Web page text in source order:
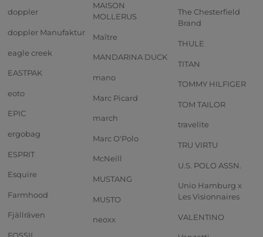
doppler
doppler Manufaktur
eagle creek
EASTPAK
eoto
EPIC
ergobag
ESPRIT
Esquire
Farmhood
Fjällräven
MAISON
MOLLERUS
Maître
MANDARINA DUCK
mano
Marc Picard
march
Marc O'Polo
McNeill
MUSTANG
MUSTO
neoxx
The Chesterfield
Brand
THULE
TITAN
TOMMY HILFIGER
TOM TAILOR
travelite
TRU VIRTU
U.S. POLO ASSN.
Unio Hamburg x
Les Visionnaires
VALENTINO